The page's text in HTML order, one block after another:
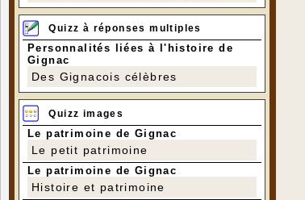
Quizz à réponses multiples
Personnalités liées à l'histoire de
Gignac
Des Gignacois célèbres
Quizz images
Le patrimoine de Gignac
Le petit patrimoine
Le patrimoine de Gignac
Histoire et patrimoine